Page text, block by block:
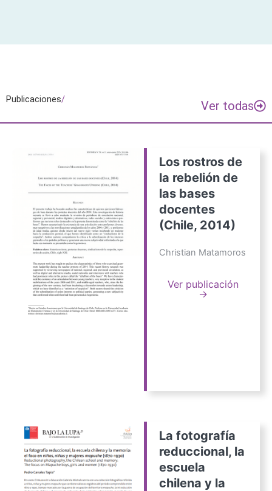
Publicaciones/ Ver todas
Los rostros de
la rebelión de
las bases
docentes
(Chile, 2014)
Christian Matamoros
Ver publicación
→
La fotografía
reduccional, la
escuela
chilena y la